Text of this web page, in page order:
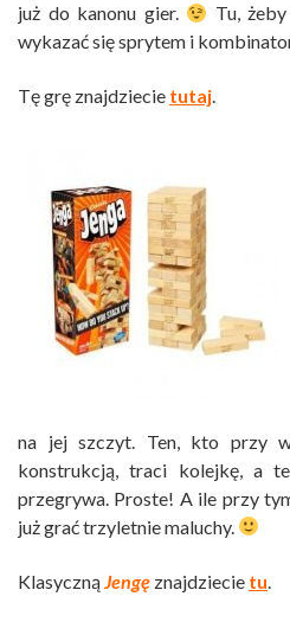
już do kanonu gier.
Tu,
wykazać się sprytem i
Tę grę znajdziecie tutaj.
na jej szczyt. Ten, kto przy
konstrukcją, traci kolejkę, a
przegrywa. Proste! A ile przy
już grać trzyletnie maluchy.
Klasyczną Jengę znajdziecie tu